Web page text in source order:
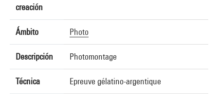
creación
Ámbito Photo
Descripción Photomontage
Técnica Epreuve gélatino-argentique